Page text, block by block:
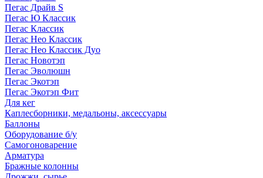
Пегас Драйв S
Пегас Ю Классик
Пегас Классик
Пегас Нео Классик
Пегас Нео Классик Дуо
Пегас Новотэп
Пегас Эволюшн
Пегас Экотэп
Пегас Экотэп Фит
Для кег
Каплесборники, медальоны, аксессуары
Баллоны
Оборудование б/у
Самогоноварение
Арматура
Бражные колонны